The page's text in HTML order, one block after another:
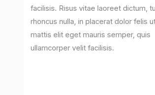
facilisis. Risus vitae laoreet dictum,
rhoncus nulla, in placerat dolor felis
mattis elit eget mauris semper, quis
ullamcorper velit facilisis.